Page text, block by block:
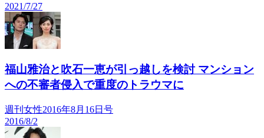
2021/7/27
福山雅治と吹石一恵が引っ越しを検討 マンション
への不審者侵入で重度のトラウマに
週刊女性2016年8月16日号
2016/8/2